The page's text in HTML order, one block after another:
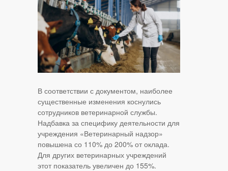
В соответствии с документом, наиболее
существенные изменения коснулись
сотрудников ветеринарной службы.
Надбавка за специфику деятельности для
учреждения «Ветеринарный надзор»
повышена со 110% до 200% от оклада.
Для других ветеринарных учреждений
этот показатель увеличен до 155%.